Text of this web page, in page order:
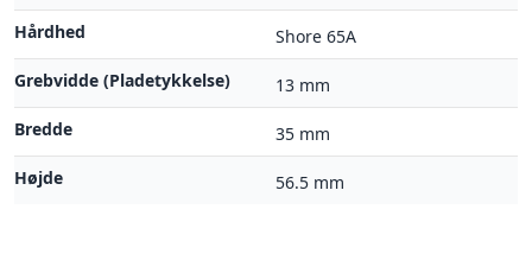
Hårdhed
Shore 65A
Grebvidde (Pladetykkelse)
13 mm
Bredde
35 mm
Højde
56.5 mm